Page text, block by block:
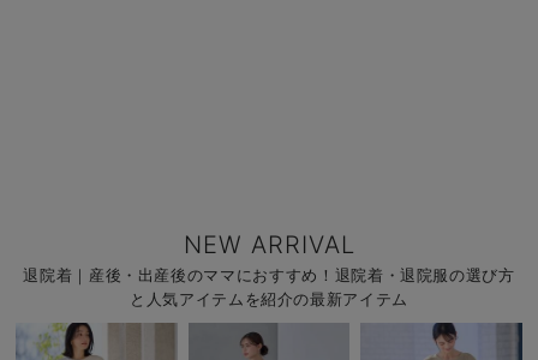
NEW ARRIVAL
退院着｜産後・出産後のママにおすすめ！退院着・退院服の選び方
と人気アイテムを紹介の最新アイテム